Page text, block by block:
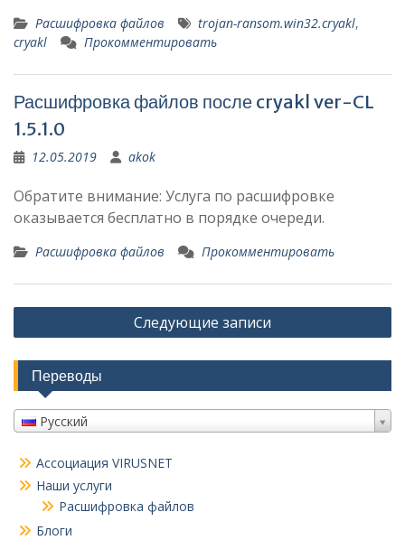
Расшифровка файлов trojan-ransom.win32.cryakl,
cryakl
Прокомментировать
Расшифровка файлов после cryakl ver-CL
1.5.1.0
12.05.2019 akok
Обратите внимание: Услуга по расшифровке
оказывается бесплатно в порядке очереди.
Расшифровка файлов Прокомментировать
Навигация
по
записям
Следующие записи
Переводы
Русский
Ассоциация VIRUSNET
Наши услуги
Расшифровка файлов
Блоги